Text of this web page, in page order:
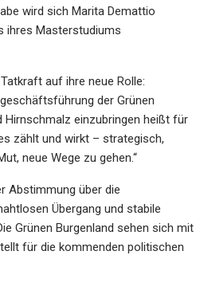
wird sich Marita Demattio
ihres Masterstudiums
auf ihre neue Rolle:
der Grünen
Hirnschmalz einzubringen heißt für
zählt und wirkt – strategisch,
neue Wege zu gehen.“
Abstimmung über die
Übergang und stabile
Grünen Burgenland sehen sich mit
für die kommenden politischen